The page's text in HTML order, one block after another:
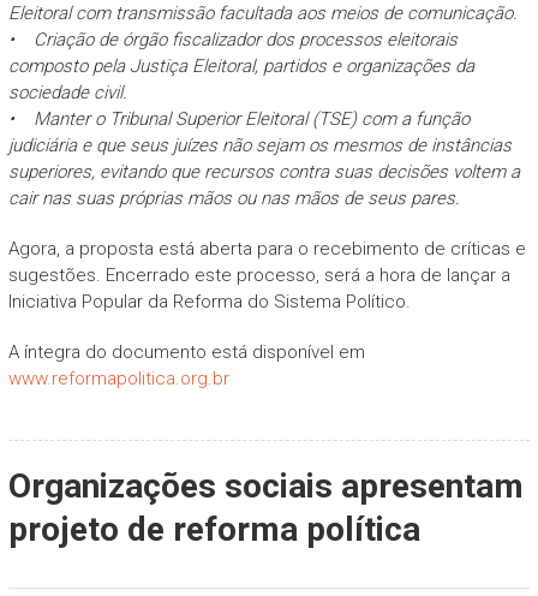
Eleitoral com transmissão facultada aos meios de comunicação.
• Criação de órgão fiscalizador dos processos eleitorais
composto pela Justiça Eleitoral, partidos e organizações da
sociedade civil.
• Manter o Tribunal Superior Eleitoral (TSE) com a função
judiciária e que seus juízes não sejam os mesmos de instâncias
superiores, evitando que recursos contra suas decisões voltem a
cair nas suas próprias mãos ou nas mãos de seus pares.
Agora, a proposta está aberta para o recebimento de críticas e
sugestões. Encerrado este processo, será a hora de lançar a
Iniciativa Popular da Reforma do Sistema Político.
A íntegra do documento está disponível em
www.reformapolitica.org.br
Organizações sociais apresentam
projeto de reforma política